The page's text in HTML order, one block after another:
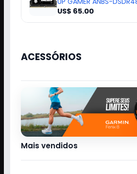
MEMORIA DDR4 8GB
Mais vendidos